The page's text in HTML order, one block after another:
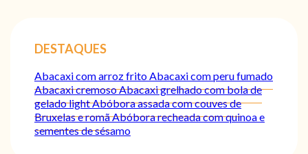
DESTAQUES
Abacaxi com arroz fritoAbacaxi com peru fumado
Abacaxi cremosoAbacaxi grelhado com bola de
gelado lightAbóbora assada com couves de
Bruxelas e romãAbóbora recheada com quinoa e
sementes de sésamo